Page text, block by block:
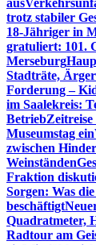
aus
trotz stabiler
18-Jähriger in
gratuliert: 101.
Merseburg
Stadträte,
Forderung –
im Saalekreis:
Betrieb
Museumstag ein
zwischen
Weinständen
Fraktion
Sorgen: Was
beschäftigt
Quadratmeter,
Radtour am